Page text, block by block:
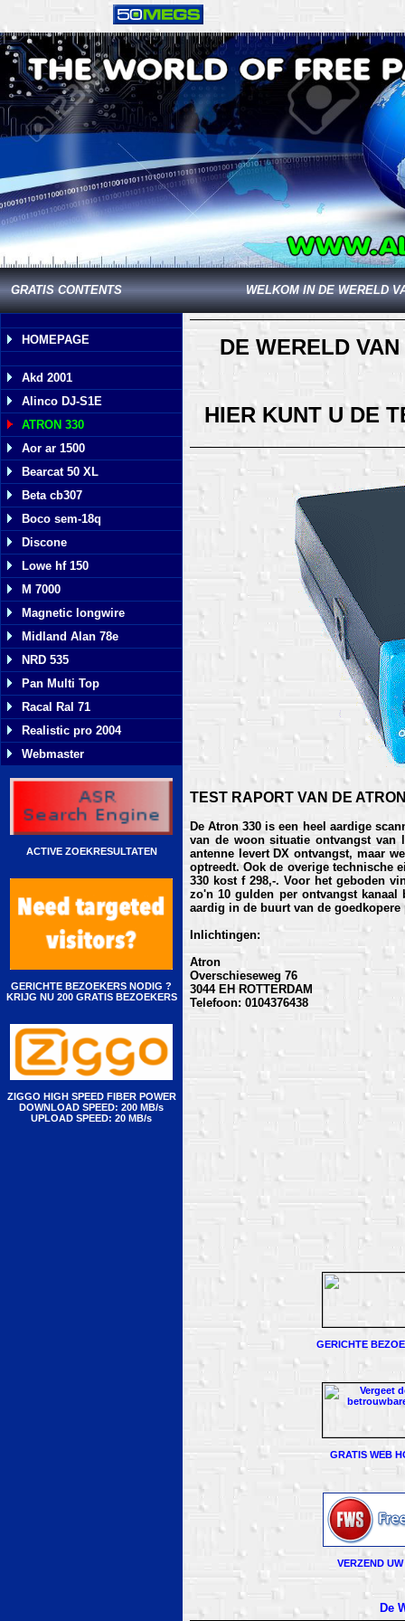
GRATIS CONTENTS WELKOM IN DE WERELD
HOMEPAGE
Akd 2001
Alinco DJ-S1E
ATRON 330
Aor ar 1500
Bearcat 50 XL
Beta cb307
Boco sem-18q
Discone
Lowe hf 150
M 7000
Magnetic longwire
Midland Alan 78e
NRD 535
Pan Multi Top
Racal Ral 71
Realistic pro 2004
Webmaster
ACTIVE ZOEKRESULTATEN
GERICHTE BEZOEKERS NODIG ?
KRIJG NU 200 GRATIS BEZOEKERS
ZIGGO HIGH SPEED FIBER POWER
DOWNLOAD SPEED: 200 MB/s
UPLOAD SPEED: 20 MB/s
DE WERELD
HIER KUNT U DE
TEST RAPORT VAN DE
De Atron 330 is een heel aardige
van de woon situatie ontvangst van
antenne levert DX ontvangst, maar
optreedt. Ook de overige technische
330 kost f 298,-. Voor het geboden
zo'n 10 gulden per ontvangst
aardig in de buurt van de
Inlichtingen:
Atron
Overschieseweg 76
3044 EH ROTTERDAM
Telefoon: 0104376438
GERICHTE
GRATIS WEB
VERZEND
De